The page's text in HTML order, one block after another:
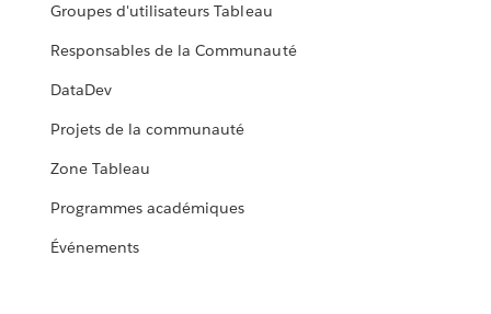
Groupes d'utilisateurs Tableau
Responsables de la Communauté
DataDev
Projets de la communauté
Zone Tableau
Programmes académiques
Événements